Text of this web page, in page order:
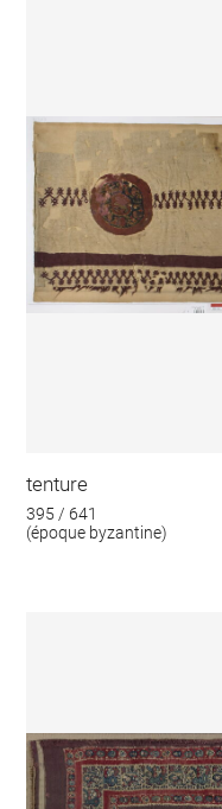
tenture
395 / 641
(époque byzantine)